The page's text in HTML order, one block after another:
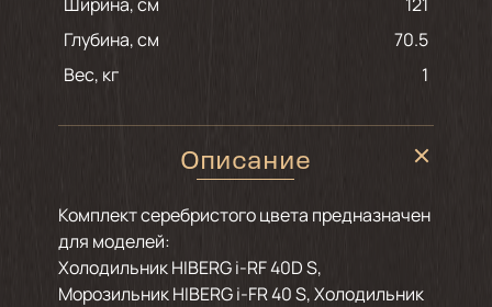
Глубина, см
70.5
Вес, кг
1
Описание
Комплект серебристого цвета предназначен
для моделей:
Холодильник HIBERG i-RF 40D S,
Морозильник HIBERG i-FR 40 S, Холодильник